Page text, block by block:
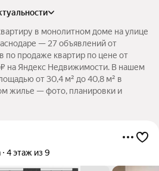
в монолитном доме на улице
— 27 объявлений от
по продаже квартир по цене от
на Яндекс Недвижимости. В нашем
от 30,4 м² до 40,8 м² в
жилье — фото, планировки и
4 этаж из 9